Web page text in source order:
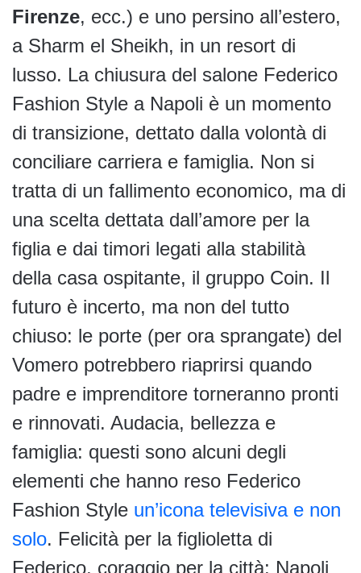
Firenze, ecc.) e uno persino all’estero,
a Sharm el Sheikh, in un resort di
lusso. La chiusura del salone Federico
Fashion Style a Napoli è un momento
di transizione, dettato dalla volontà di
conciliare carriera e famiglia. Non si
tratta di un fallimento economico, ma di
una scelta dettata dall’amore per la
figlia e dai timori legati alla stabilità
della casa ospitante, il gruppo Coin. Il
futuro è incerto, ma non del tutto
chiuso: le porte (per ora sprangate) del
Vomero potrebbero riaprirsi quando
padre e imprenditore torneranno pronti
e rinnovati. Audacia, bellezza e
famiglia: questi sono alcuni degli
elementi che hanno reso Federico
Fashion Style un’icona televisiva e non
solo. Felicità per la figlioletta di
Federico, coraggio per la città: Napoli